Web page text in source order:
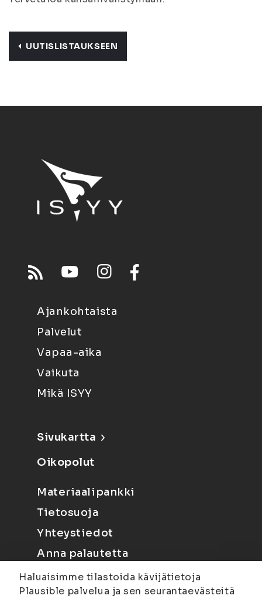
UUTISLISTAUKSEEN
Ajankohtaista
Palvelut
Vapaa-aika
Vaikuta
Mikä ISYY
Sivukartta
Oikopolut
Materiaalipankki
Tietosuoja
Yhteystiedot
Anna palautetta
Haluaisimme tilastoida kävijätietoja
Plausible palvelua ja sen seurantaevästeitä